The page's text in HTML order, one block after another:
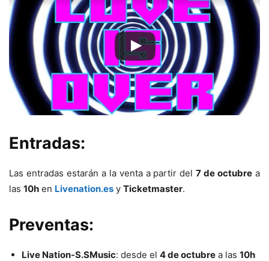
Entradas:
Las entradas estarán a la venta a partir del7 de octubre a
las 10h en Livenation.es y Ticketmaster.
Preventas:
Live Nation-S.SMusic: desde el 4 de octubre a las 10h